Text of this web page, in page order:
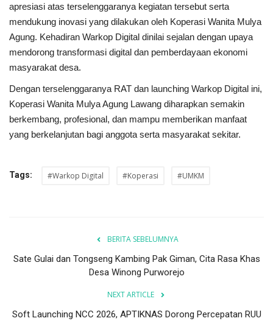
apresiasi atas terselenggaranya kegiatan tersebut serta
mendukung inovasi yang dilakukan oleh Koperasi Wanita Mulya
Agung. Kehadiran Warkop Digital dinilai sejalan dengan upaya
mendorong transformasi digital dan pemberdayaan ekonomi
masyarakat desa.
Dengan terselenggaranya RAT dan launching Warkop Digital ini,
Koperasi Wanita Mulya Agung Lawang diharapkan semakin
berkembang, profesional, dan mampu memberikan manfaat
yang berkelanjutan bagi anggota serta masyarakat sekitar.
Tags: #Warkop Digital #Koperasi #UMKM
BERITA SEBELUMNYA
Sate Gulai dan Tongseng Kambing Pak Giman, Cita Rasa Khas
Desa Winong Purworejo
NEXT ARTICLE
Soft Launching NCC 2026, APTIKNAS Dorong Percepatan RUU